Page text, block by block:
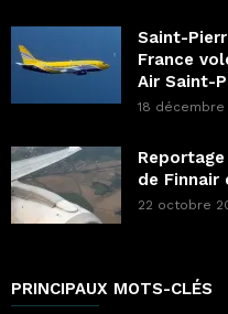
Saint-
France
Air Saint-
18 décembre
de Finnair
22 octobre
PRINCIPAUX MOTS-CLÉS